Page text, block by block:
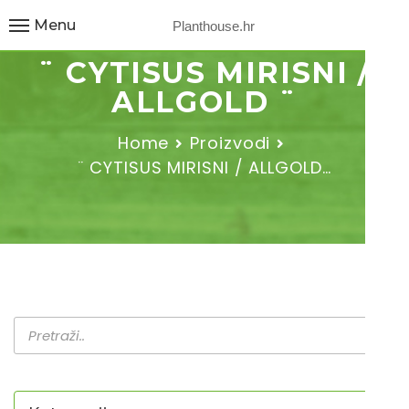
Planthouse.hr
Menu
¨ CYTISUS MIRISNI /
ALLGOLD ¨
Home
Proizvodi
¨ CYTISUS MIRISNI / ALLGOLD…